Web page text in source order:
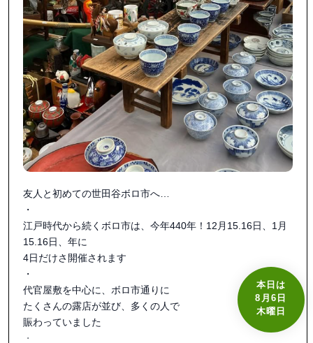
本日は
8月6日
木曜日
友人と初めての世田谷ボロ市へ…
・
江戸時代から続くボロ市は、今年440年！12月15.16日、1月
15.16日、年に
4日だけさ開催されます
・
代官屋敷を中心に、ボロ市通りに
たくさんの露店が並び、多くの人で
賑わっていました
・